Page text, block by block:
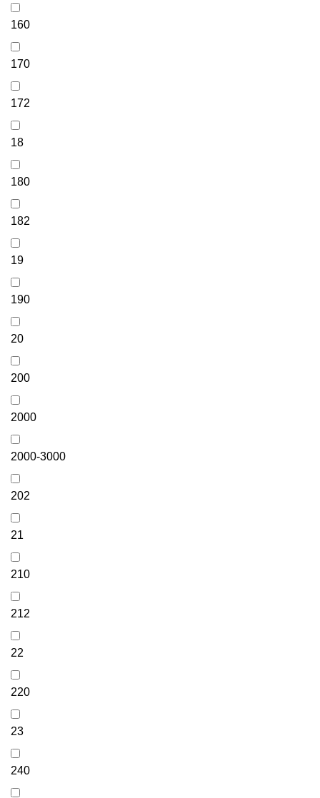
160
170
172
18
180
182
19
190
20
200
2000
2000-3000
202
21
210
212
22
220
23
240